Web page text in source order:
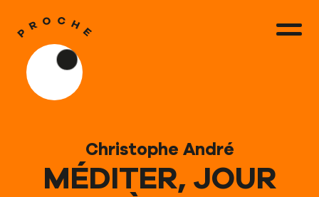
Christophe André
MÉDITER, JOUR